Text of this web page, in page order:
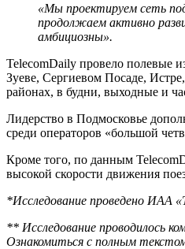
«Мы проектируем сеть
продолжаем активно
амбициозны».
TelecomDaily провело полевые
Зуеве, Сергиевом Посаде,
районах, в будни, выходные и
Лидерство в Подмосковье
среди операторов «большой
Кроме того, по данным
высокой скорости движения
*Исследование проведено ИАА
** Исследование проводилось
Ознакомиться с полным